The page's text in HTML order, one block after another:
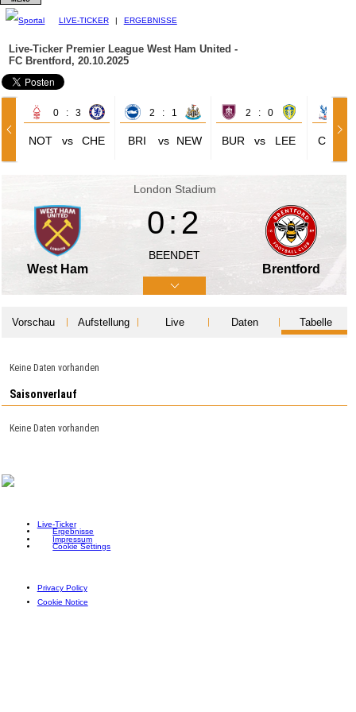
LIVE-TICKER | ERGEBNISSE
Live-Ticker Premier League West Ham United -
FC Brentford, 20.10.2025
0 : 3
NOT vs CHE
2 : 1
BRI vs NEW
2 : 0
BUR vs LEE CRY
London Stadium
West Ham
0:2
BEENDET
Brentford
Vorschau Aufstellung Live Daten Tabelle
Keine Daten vorhanden
Saisonverlauf
Keine Daten vorhanden
Live-Ticker
Ergebnisse
Impressum
Cookie Settings
Privacy Policy
Cookie Notice